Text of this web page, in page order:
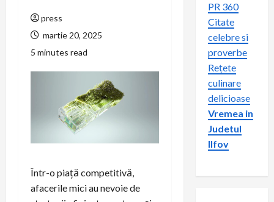
press
martie 20, 2025
5 minutes read
Într-o piață competitivă,
afacerile mici au nevoie de
PR 360
Citate
celebre si
proverbe
Rețete
culinare
delicioase
Vremea in
Judetul
Ilfov